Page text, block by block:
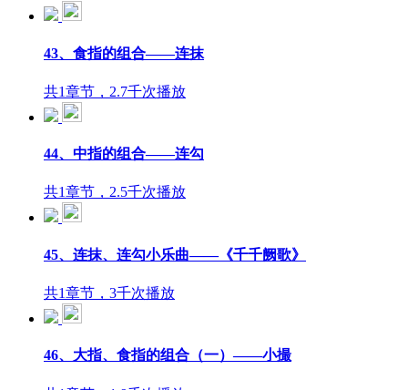
43、食指的组合——连抹
共1章节，2.7千次播放
44、中指的组合——连勾
共1章节，2.5千次播放
45、连抹、连勾小乐曲——《千千阙歌》
共1章节，3千次播放
46、大指、食指的组合（一）——小撮